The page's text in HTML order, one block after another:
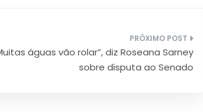
águas vão rolar”, diz Roseana Sarney
sobre disputa ao Senado